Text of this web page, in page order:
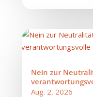
Nein zur
Aug. 2, 2026